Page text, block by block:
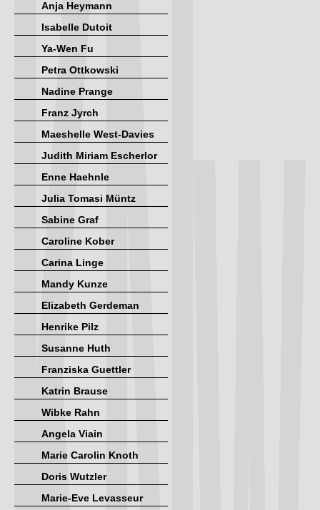
Anja Heymann
Isabelle Dutoit
Ya-Wen Fu
Petra Ottkowski
Nadine Prange
Franz Jyrch
Maeshelle West-Davies
Judith Miriam Escherlor
Enne Haehnle
Julia Tomasi Müntz
Sabine Graf
Caroline Kober
Carina Linge
Mandy Kunze
Elizabeth Gerdeman
Henrike Pilz
Susanne Huth
Franziska Guettler
Katrin Brause
Wibke Rahn
Angela Viain
Marie Carolin Knoth
Doris Wutzler
Marie-Eve Levasseur